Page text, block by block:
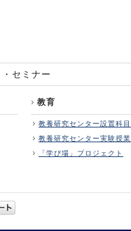
セミナー
教育
教養研究センター設置科目
教養研究センター実験授業
「学び場」プロジェクト